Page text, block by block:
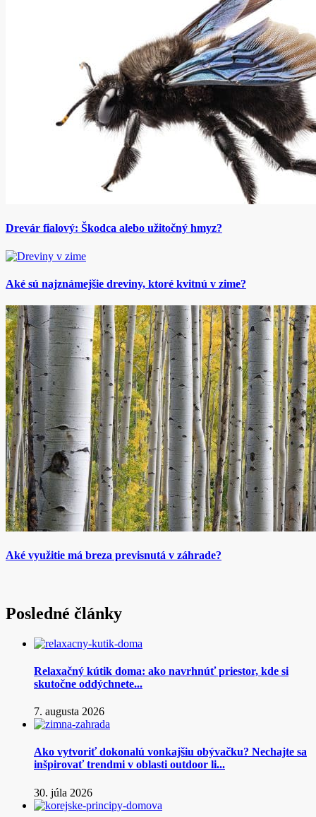
Drevár fialový: Škodca alebo užitočný hmyz?
Aké sú najznámejšie dreviny, ktoré kvitnú v zime?
Aké využitie má breza previsnutá v záhrade?
Posledné články
Relaxačný kútik doma: ako navrhnúť priestor, kde si
skutočne oddýchnete...
7. augusta 2026
Ako vytvoriť dokonalú vonkajšiu obývačku? Nechajte sa
inšpirovať trendmi v oblasti outdoor li...
30. júla 2026